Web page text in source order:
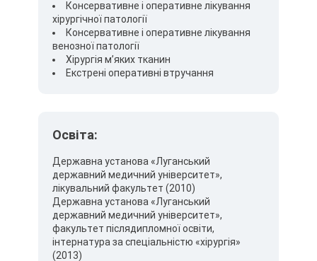
Консервативне і оперативне лікування
хірургічної патології
Консервативне і оперативне лікування
венозної патології
Хірургія м’яких тканин
Екстрені оперативні втручання
Освіта:
Державна установа «Луганський
державний медичний університет»,
лікувальний факультет (2010)
Державна установа «Луганський
державний медичний університет»,
факультет післядипломної освіти,
інтернатура за спеціальністю «хірургія»
(2013)